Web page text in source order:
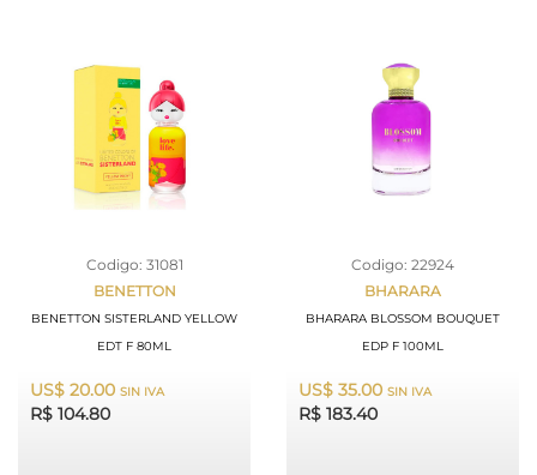
Codigo: 31081
BENETTON
BENETTON SISTERLAND YELLOW
EDT F 80ML
US$ 20.00 SIN IVA
R$ 104.80
Codigo: 22924
BHARARA
BHARARA BLOSSOM BOUQUET
EDP F 100ML
US$ 35.00 SIN IVA
R$ 183.40